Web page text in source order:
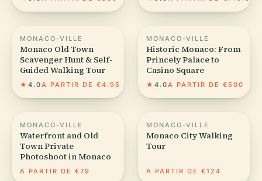
MONACO-VILLE
Monaco Old Town
Scavenger Hunt & Self-
Guided Walking Tour
★ 4.0A PARTIR DE €4.95
MONACO-VILLE
Historic Monaco: From
Princely Palace to
Casino Square
★ 4.0A PARTIR DE €500
MONACO-VILLE
Waterfront and Old
Town Private
Photoshoot in Monaco
A PARTIR DE €79
MONACO-VILLE
Monaco City Walking
Tour
A PARTIR DE €124